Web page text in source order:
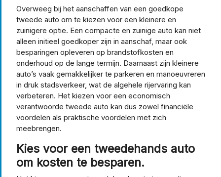
Overweeg bij het aanschaffen van een goedkope
tweede auto om te kiezen voor een kleinere en
zuinigere optie. Een compacte en zuinige auto kan niet
alleen initieel goedkoper zijn in aanschaf, maar ook
besparingen opleveren op brandstofkosten en
onderhoud op de lange termijn. Daarnaast zijn kleinere
auto’s vaak gemakkelijker te parkeren en manoeuvreren
in druk stadsverkeer, wat de algehele rijervaring kan
verbeteren. Het kiezen voor een economisch
verantwoorde tweede auto kan dus zowel financiële
voordelen als praktische voordelen met zich
meebrengen.
Kies voor een tweedehands auto
om kosten te besparen.